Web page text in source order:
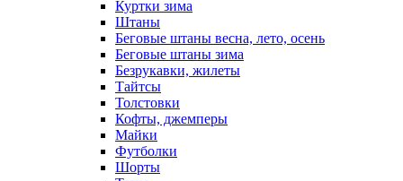
Куртки зима
Штаны
Беговые штаны весна, лето, осень
Беговые штаны зима
Безрукавки, жилеты
Тайтсы
Толстовки
Кофты, джемперы
Майки
Футболки
Шорты